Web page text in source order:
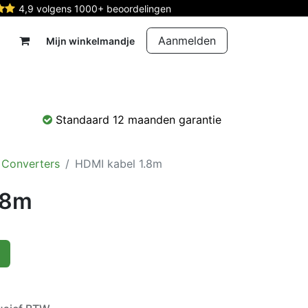
4,9 volgens 1000+ beoordelingen
Mijn winkelmandje Aanmelden
Standaard 12 maanden garantie
HDMI kabel 1.8m